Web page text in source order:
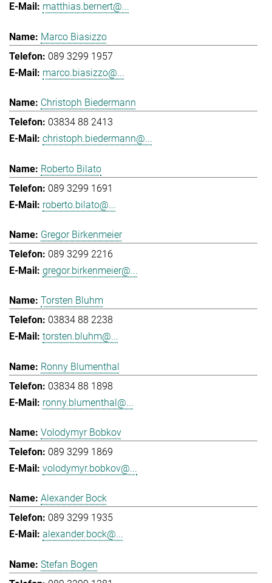
matthias.bernert@...
Marco Biasizzo
089 3299 1957
marco.biasizzo@...
Christoph Biedermann
03834 88 2413
christoph.biedermann@...
Roberto Bilato
089 3299 1691
roberto.bilato@...
Gregor Birkenmeier
089 3299 2216
gregor.birkenmeier@...
Torsten Bluhm
03834 88 2238
torsten.bluhm@...
Ronny Blumenthal
03834 88 1898
ronny.blumenthal@...
Volodymyr Bobkov
089 3299 1869
volodymyr.bobkov@...
Alexander Bock
089 3299 1935
alexander.bock@...
Stefan Bogen